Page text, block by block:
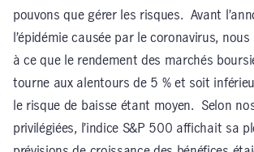
pouvons que gérer les risques. Avant
l’épidémie causée par le coronavirus,
à ce que le rendement des marchés
tourne aux alentours de 5 % et soit
le risque de baisse étant moyen. Selon
privilégiées, l’indice S&P 500 affichait sa